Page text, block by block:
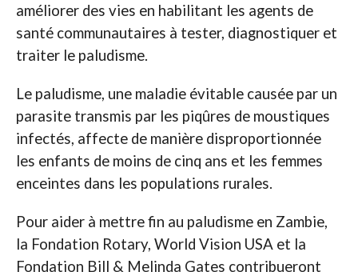
améliorer des vies en habilitant les agents de
santé communautaires à tester, diagnostiquer et
traiter le paludisme.
Le paludisme, une maladie évitable causée par un
parasite transmis par les piqûres de moustiques
infectés, affecte de manière disproportionnée
les enfants de moins de cinq ans et les femmes
enceintes dans les populations rurales.
Pour aider à mettre fin au paludisme en Zambie,
la Fondation Rotary, World Vision USA et la
Fondation Bill & Melinda Gates contribueront